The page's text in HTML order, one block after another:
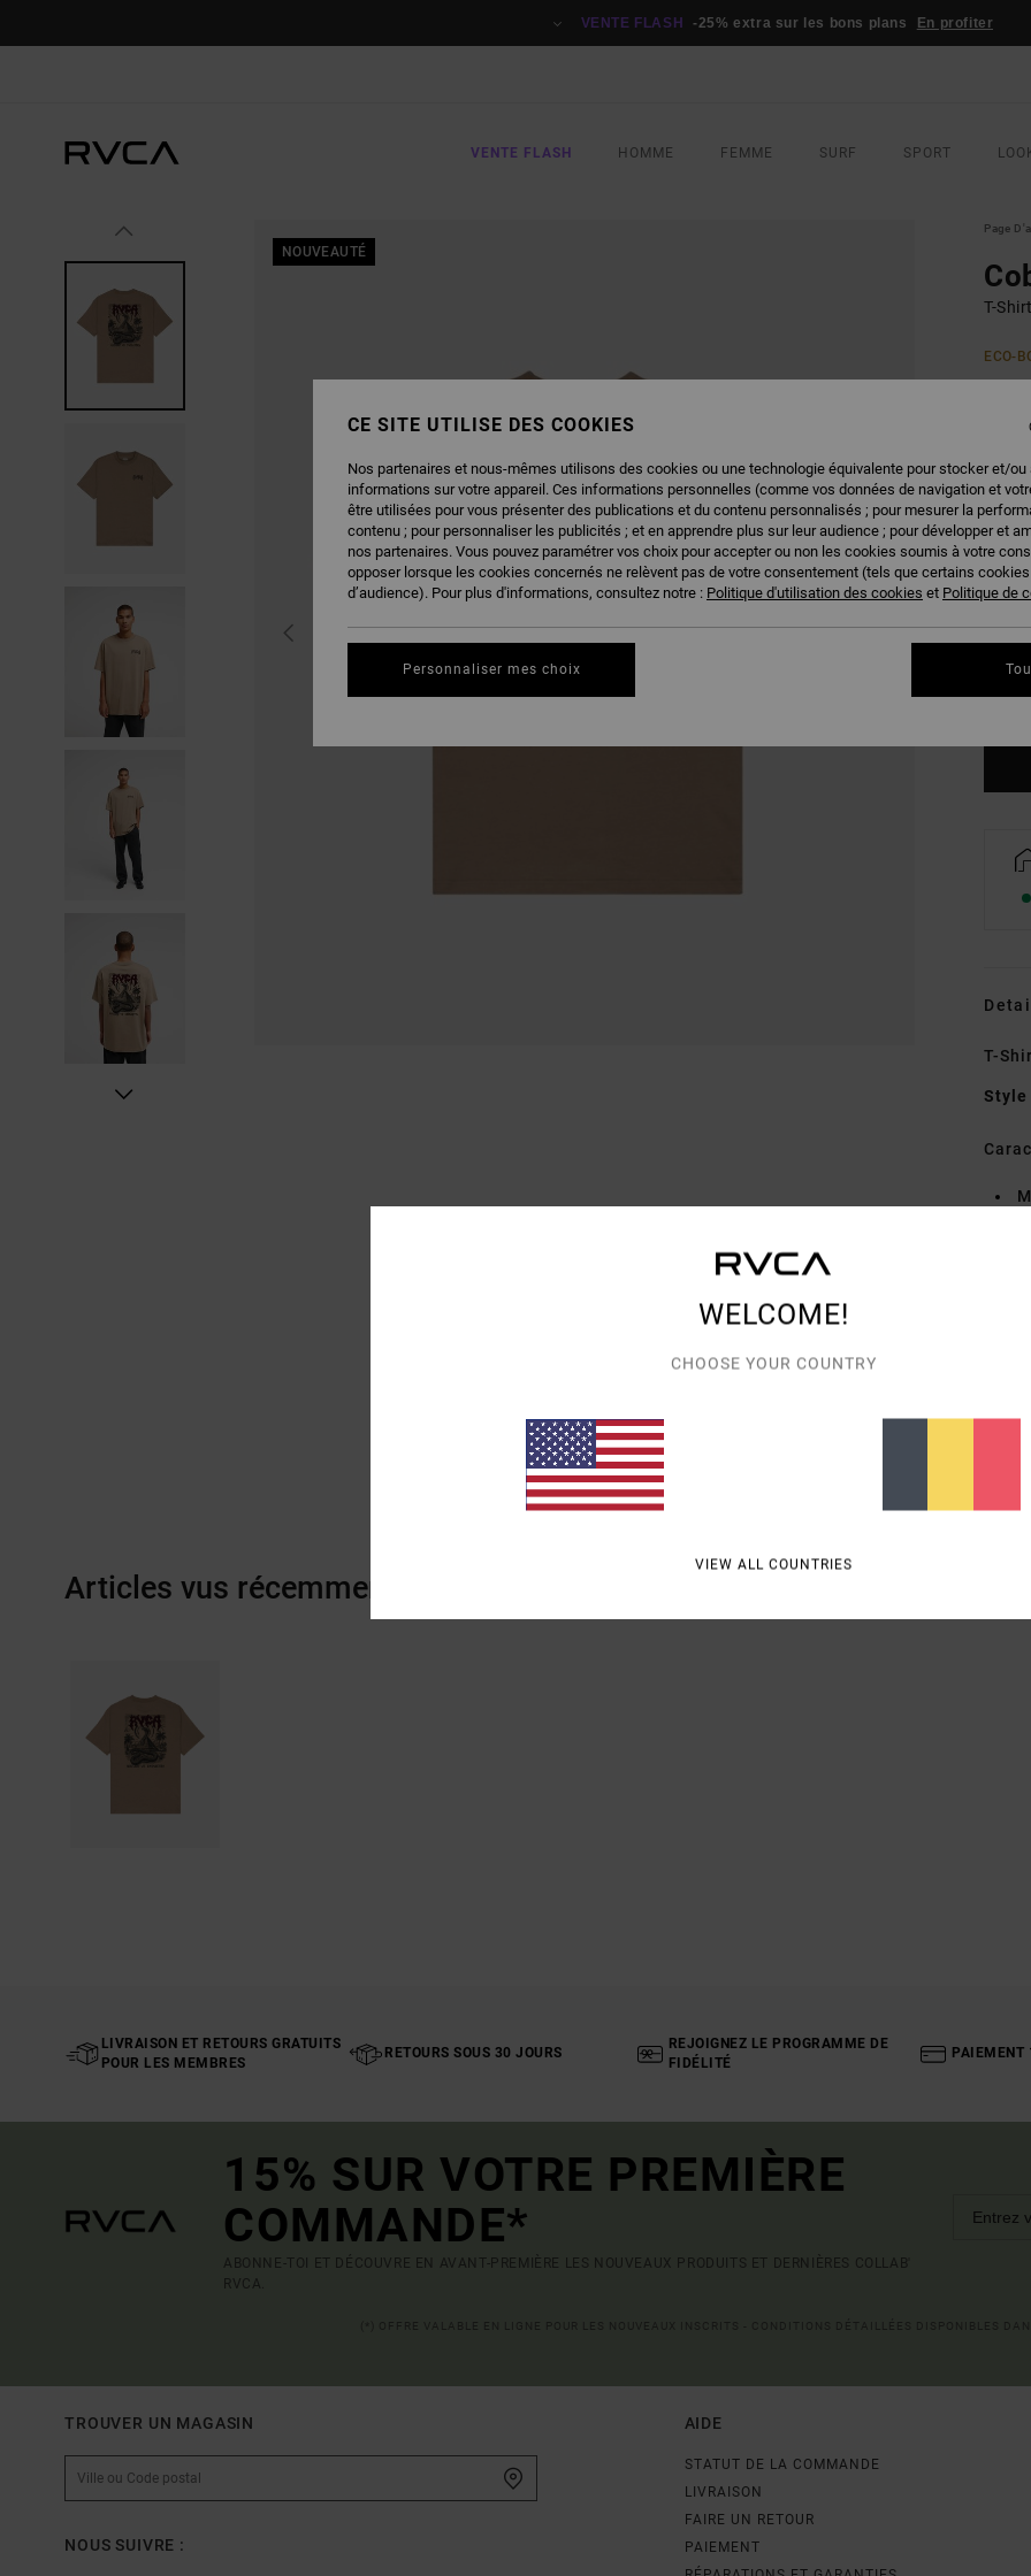
VENTE FLASH -25% extra sur les bons plans En profiter
VENTE FLASH HOMME FEMME SURF SPORT
NOUVEAUTÉ
Page
T-
ECO-
XS
T-
Style
Articles vus récemment
LIVRAISON ET RETOURS GRATUITS
POUR LES MEMBRES
RETOURS SOUS 30 JOURS
REJOIGNEZ LE PROGRAMME DE
FIDÉLITÉ
PAIEMENT
15% SUR VOTRE PREMIÈRE
COMMANDE*
ABONNE-TOI ET DÉCOUVRE EN AVANT-PREMIÈRE LES NOUVEAUX PRODUITS ET DERNIÈRES COLLAB'
RVCA.
TROUVER UN MAGASIN
NOUS SUIVRE :
AIDE
STATUT DE LA COMMANDE
LIVRAISON
FAIRE UN RETOUR
PAIEMENT
WELCOME!
CHOOSE YOUR COUNTRY
VIEW ALL COUNTRIES
CE SITE UTILISE DES COOKIES
Nos partenaires et nous-mêmes utilisons des cookies ou une technologie équivalente pour stocker et/ou
informations sur votre appareil. Ces informations personnelles (comme vos données de navigation et
être utilisées pour vous présenter des publications et du contenu personnalisés ; pour mesurer la
contenu ; pour personnaliser les publicités ; et en apprendre plus sur leur audience ; pour développer et
nos partenaires. Vous pouvez paramétrer vos choix pour accepter ou non les cookies soumis à votre
opposer lorsque les cookies concernés ne relèvent pas de votre consentement (tels que certains
d’audience). Pour plus d'informations, consultez notre : Politique d'utilisation des cookies et Politique de
Personnaliser mes choix